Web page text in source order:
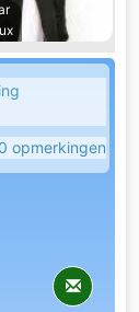
0 opmerkingen